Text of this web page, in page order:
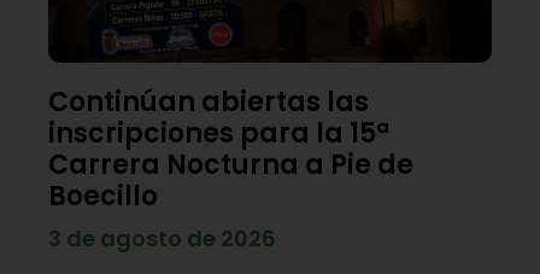
Continúan abiertas las
inscripciones para la 15ª
Carrera Nocturna a Pie de
Boecillo
3 de agosto de 2026